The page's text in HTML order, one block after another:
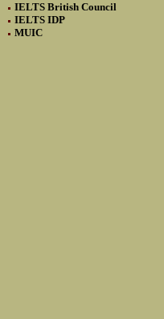
IELTS British Council
IELTS IDP
MUIC